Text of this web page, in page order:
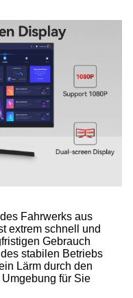
Fahrwerks aus
extrem schnell und
Gebrauch
stabilen Betriebs
Lärm durch den
für Sie